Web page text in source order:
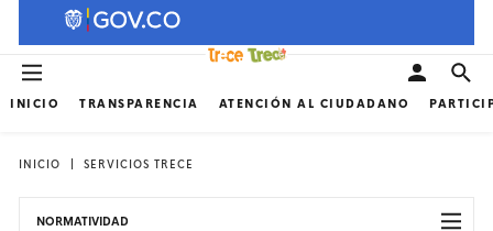
INICIO TRANSPARENCIA ATENCIÓN AL CIUDADANO
INICIO SERVICIOS TRECE
NORMATIVIDAD